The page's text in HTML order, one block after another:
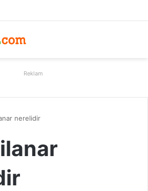
Reklam
nerelidir